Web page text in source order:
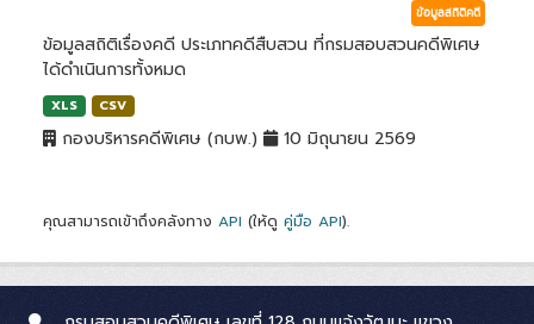
ข้อมูลสถิติคดี
ข้อมูลสถิติเรื่องคดี ประเภทคดีสืบสวน ที่กรมสอบสวนคดีพิเศษ
ได้ดำเนินการทั้งหมด
XLS CSV
กองบริหารคดีพิเศษ (กบพ.) 10 มิถุนายน 2569
คุณสามารถเข้าถึงคลังทาง API (ให้ดู คู่มือ API).